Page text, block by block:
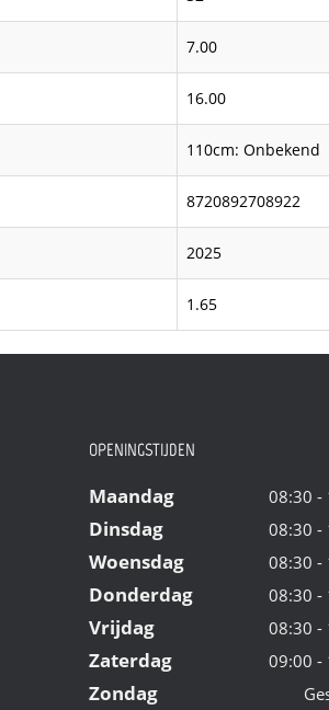
7.00
16.00
110cm: Onbekend
8720892708922
2025
1.65
OPENINGSTIJDEN
Maandag 08:30 -
Dinsdag 08:30 -
Woensdag 08:30 -
Donderdag 08:30 -
Vrijdag 08:30 -
Zaterdag 09:00 -
Zondag